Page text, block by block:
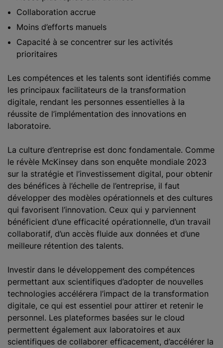
Collaboration accrue
Moins d’efforts manuels
Capacité à se concentrer sur les activités
prioritaires
Les compétences et les talents sont identifiés comme
les principaux facilitateurs de la transformation
digitale, rendant les personnes essentielles à la
réussite de l’implémentation des innovations en
laboratoire.
La culture d’entreprise est donc fondamentale. Comme
le révèle McKinsey dans son enquête mondiale 2023
sur la stratégie et l’investissement digital, pour obtenir
des bénéfices à l’échelle de l’entreprise, il faut
développer des modèles opérationnels et des cultures
qui favorisent l’innovation. Ceux qui y parviennent
bénéficient d’une efficacité opérationnelle, d’un travail
collaboratif, d’un accès fluide aux données et d’une
meilleure rétention des talents.
Investir dans le développement des compétences
permettant aux scientifiques d’adopter de nouvelles
technologies accélérera l’impact de la transformation
digitale, ce qui est essentiel pour attirer et retenir le
personnel. Les plateformes basées sur le cloud
permettent également aux laboratoires et aux
scientifiques de collaborer efficacement, d’accélérer la